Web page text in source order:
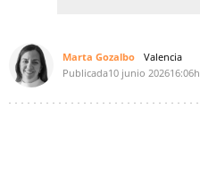
Marta Gozalbo
Valencia
Publicada10 junio 202616:06h